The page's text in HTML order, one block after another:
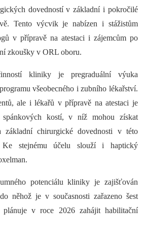
dovedností v základní i pokročilé
Tento výcvik je nabízen i stážistům
v přípravě na atestaci i zájemcům po
zkoušky v ORL oboru.
kliniky je pregraduální výuka
všeobecného i zubního lékařství.
ale i lékařů v přípravě na atestaci je
kostí, v níž mohou získat
základní chirurgické dovednosti v této
Ke stejnému účelu slouží i haptický
potenciálu kliniky je zajišťován
něhož je v současnosti zařazeno šest
plánuje v roce 2026 zahájit habilitační